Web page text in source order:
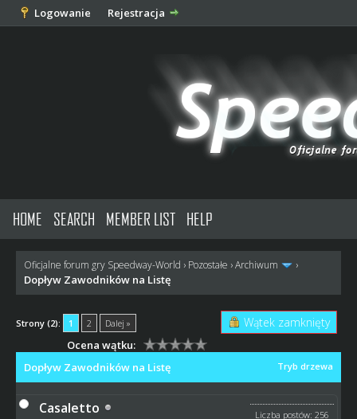
Logowanie Rejestracja
HOME SEARCH MEMBER LIST HELP
Oficjalne forum gry Speedway-World › Pozostałe ›Archiwum ›
Dopływ Zawodników na Listę
Strony (2): 1 2 Dalej » Wątek zamknięty
Ocena wątku:
Tryb drzewa
Dopływ Zawodników na Listę
Casaletto
Liczba postów: 256